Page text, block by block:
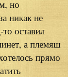
но
никак не
оставил
а племяш
прямо